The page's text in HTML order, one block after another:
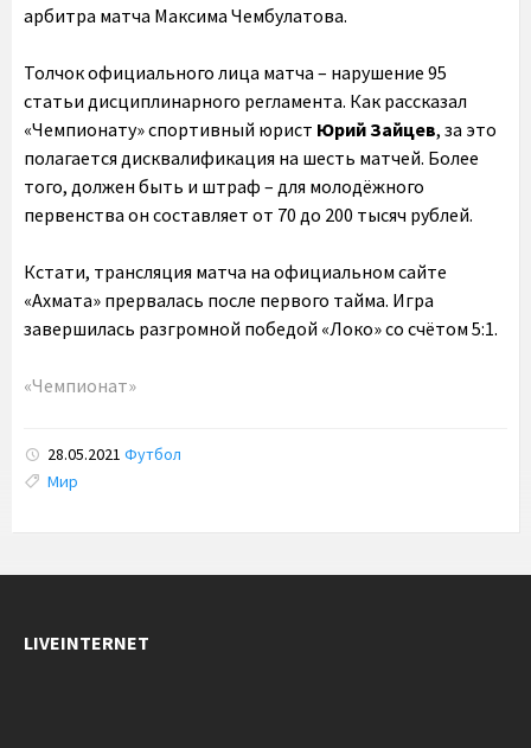
арбитра матча Максима Чембулатова.
Толчок официального лица матча – нарушение 95
статьи дисциплинарного регламента. Как рассказал
«Чемпионату» спортивный юрист Юрий Зайцев, за это
полагается дисквалификация на шесть матчей. Более
того, должен быть и штраф – для молодёжного
первенства он составляет от 70 до 200 тысяч рублей.
Кстати, трансляция матча на официальном сайте
«Ахмата» прервалась после первого тайма. Игра
завершилась разгромной победой «Локо» со счётом 5:1.
«Чемпионат»
28.05.2021 Футбол
Tags:
Мир
LIVEINTERNET